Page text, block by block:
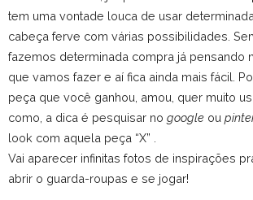
tem uma vontade louca de usar
cabeça ferve com várias possibilidades.
fazemos determinada compra já pensando
que vamos fazer e aí fica ainda mais fácil.
peça que você ganhou, amou, quer muito
como, a dica é pesquisar no google ou
look com aquela peça “X” .
Vai aparecer infinitas fotos de inspirações
abrir o guarda-roupas e se jogar!